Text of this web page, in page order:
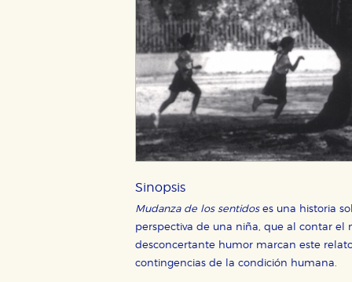
Sinopsis
Mudanza de los sentidoses una historia
perspectiva de una niña, que al contar el
desconcertante humor marcan este
contingencias de la condición humana.
CONFIGURACIÓN DE
Cookies necesarias
Estas cookies son necesarias
hacerlo desde el navegador,